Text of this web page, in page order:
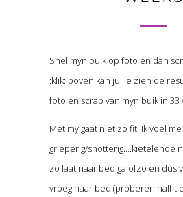
Snel myn buik op foto en dan
:klik: boven kan jullie zien de
foto en scrap van myn buik in 33
Met my gaat niet zo fit. Ik voel
grieperig/snotterig….kietelende
zo laat naar bed ga ofzo en dus
vroeg naar bed (proberen half